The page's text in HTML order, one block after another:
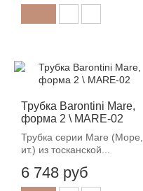
Трубка Barontini Mare,
форма 2 \ MARE-02
Трубка серии Mare (Море,
ит.) из тосканской...
6 748 руб